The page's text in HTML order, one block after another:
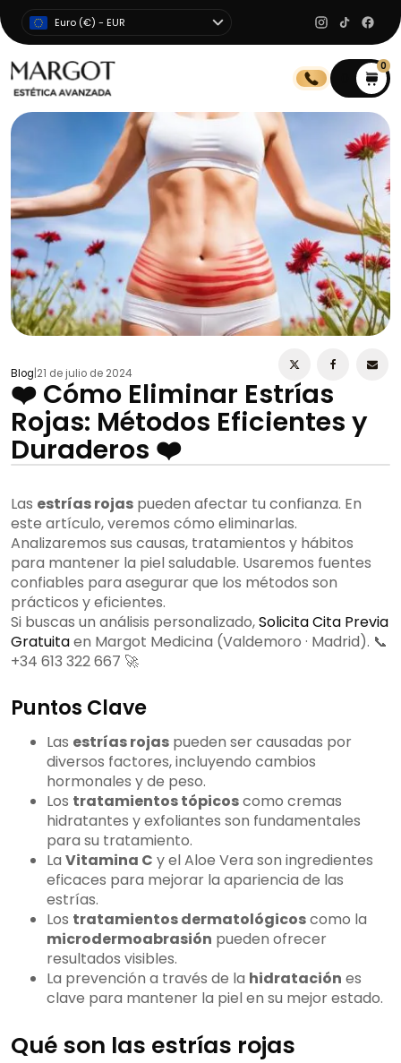
Euro (€) - EUR
0
Blog 21 de julio de 2024
❤️ Cómo Eliminar Estrías
Rojas: Métodos Eficientes y
Duraderos ❤️
Las estrías rojas pueden afectar tu confianza. En
este artículo, veremos cómo eliminarlas.
Analizaremos sus causas, tratamientos y hábitos
para mantener la piel saludable. Usaremos fuentes
confiables para asegurar que los métodos son
prácticos y eficientes.
Si buscas un análisis personalizado,Solicita Cita Previa
Gratuitaen Margot Medicina (Valdemoro · Madrid). 📞
+34 613 322 667 🚀
Puntos Clave
Las estrías rojas pueden ser causadas por
diversos factores, incluyendo cambios
hormonales y de peso.
Los tratamientos tópicoscomo cremas
hidratantes y exfoliantes son fundamentales
para su tratamiento.
La Vitamina C y el Aloe Vera son ingredientes
eficaces para mejorar la apariencia de las
estrías.
Los tratamientos dermatológicoscomo la
microdermoabrasión pueden ofrecer
resultados visibles.
La prevención a través de la hidratación es
clave para mantener la piel en su mejor estado.
Qué son las estrías rojas